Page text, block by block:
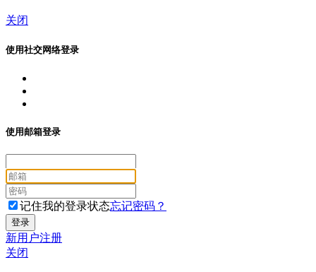
关闭
使用社交网络登录
使用邮箱登录
记住我的登录状态忘记密码？
新用户注册
关闭